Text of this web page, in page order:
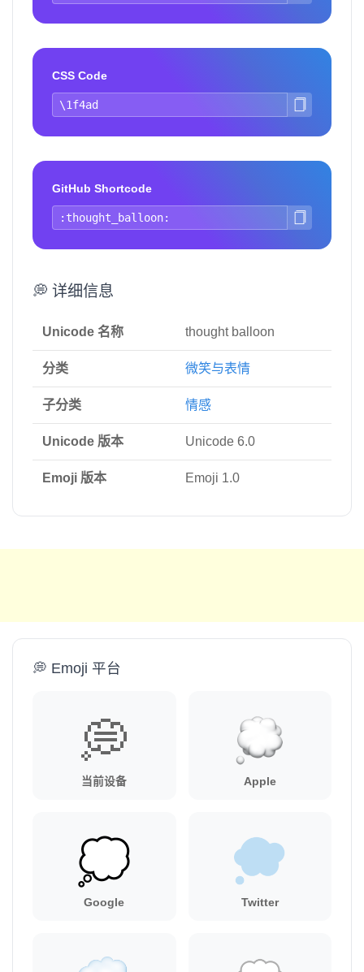
CSS Code
GitHub Shortcode
💭 详细信息
Unicode 名称 thought balloon
分类 微笑与表情
子分类 情感
Unicode 版本 Unicode 6.0
Emoji 版本 Emoji 1.0
💭 Emoji 平台
💭
当前设备 Apple
Google Twitter